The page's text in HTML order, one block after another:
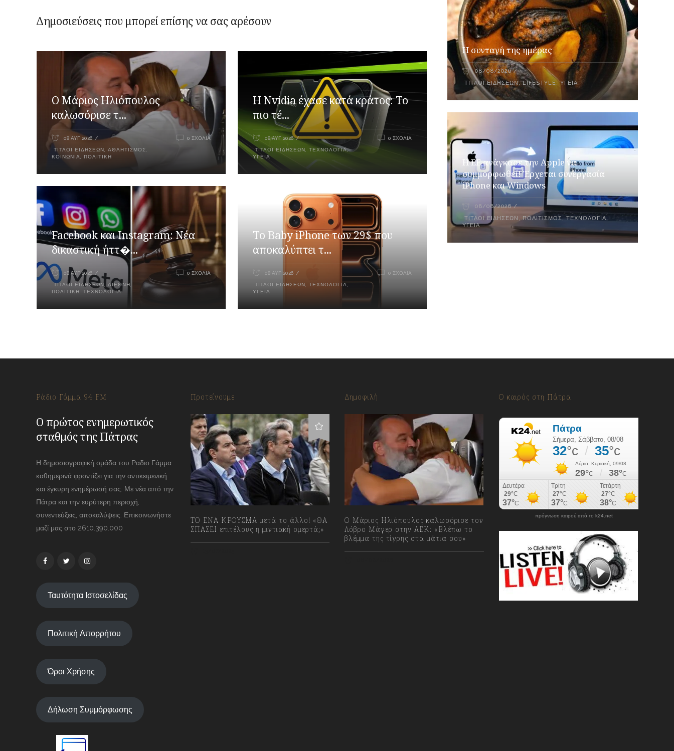
Δημοσιεύσεις που μπορεί επίσης να σας αρέσουν
Ο Μάριος Ηλιόπουλος
καλωσόρισε τ...
08 ΑΥΓ 2026
ΤΊΤΛΟΙ ΕΙΔΉΣΕΩΝ ΑΘΛΗΤΙΣΜΌΣ
ΚΟΙΝΩΝΊΑ
ΠΟΛΙΤΙΚΉ
0 ΣΧΌΛΙΑ
Η Nvidia έχασε κατά κράτος: Το
πιο τέ...
08 ΑΥΓ 2026
ΤΊΤΛΟΙ ΕΙΔΉΣΕΩΝ ΤΕΧΝΟΛΟΓΊΑ,
ΥΓΕΊΑ
0 ΣΧΌΛΙΑ
Facebook και Instagram: Νέα
δικαστική ήττ�...
08 ΑΥΓ 2026
ΤΊΤΛΟΙ ΕΙΔΉΣΕΩΝ ΔΙΕΘΝΉ
ΠΟΛΙΤΙΚΉ
ΤΕΧΝΟΛΟΓΊΑ
0 ΣΧΌΛΙΑ
Το Baby iPhone των 29$ που
αποκαλύπτει τ...
08 ΑΥΓ 2026
ΤΊΤΛΟΙ ΕΙΔΉΣΕΩΝ ΤΕΧΝΟΛΟΓΊΑ
ΥΓΕΊΑ
0 ΣΧΌΛΙΑ
Η συνταγή της ημέρας
08/08/2026
ΤΊΤΛΟΙ ΕΙΔΉΣΕΩΝ,LIFESTYLE,ΥΓΕΊΑ
H ΕΕ ανάγκασε την Apple να
συμμορφωθεί! Έρχεται συνεργασία
iPhone και Windows
08/08/2026
ΤΊΤΛΟΙ ΕΙΔΉΣΕΩΝ ,ΠΟΛΙΤΙΣΜΌΣ,ΤΕΧΝΟΛΟΓΊΑ,
ΥΓΕΊΑ
Ράδιο Γάμμα 94 FM
Ο πρώτος ενημερωτικός
σταθμός της Πάτρας
Η δημοσιογραφική ομάδα του Ραδιο Γάμμα
καθημερινά φροντίζει για την αντικειμενική
και έγκυρη ενημέρωσή σας. Με νέα από την
Πάτρα και την ευρύτερη περιοχή,
συνεντεύξεις, αποκαλύψεις. Επικοινωνήστε
μαζί μας στο 2610.390.000
Ταυτότητα Ιστοσελίδας
Πολιτική Απορρήτου
Όροι Χρήσης
Δήλωση Συμμόρφωσης
Προτείνουμε
ΤΟ ΕΝΑ ΚΡΟΥΣΜΑ μετά το άλλο! «ΘΑ
ΣΠΑΣΕΙ επιτέλους η μιντιακή ομερτά;»
Δημοφιλή
Ο Μάριος Ηλιόπουλος καλωσόρισε τον
Λόβρο Μάγερ στην ΑΕΚ: «Βλέπω το
βλέμμα της τίγρης στα μάτια σου»
Ο καιρός στη Πάτρα
πρόγνωση καιρού από το k24.net